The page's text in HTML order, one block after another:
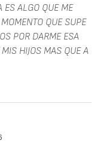
ES ALGO QUE ME
QUE SUPE
POR DARME ESA
HIJOS MAS QUE A